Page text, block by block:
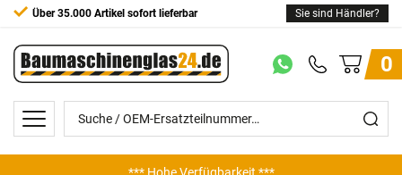
Über 35.000 Artikel sofort lieferbar Sie sind Händler?
0